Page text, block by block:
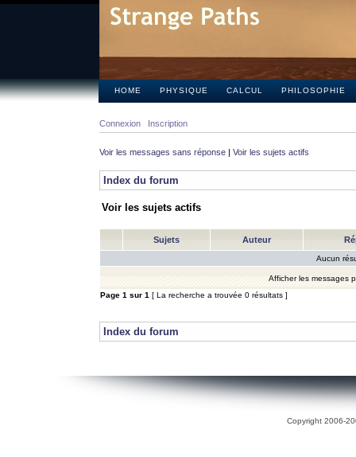
HOME PHYSIQUE CALCUL PHILOSOPHIE
Connexion Inscription
Voir les messages sans réponse | Voir les sujets actifs
Index du forum
Voir les sujets actifs
Sujets Auteur
Aucun
Afficher les messages
Page 1 sur 1 [ La recherche a trouvée 0 résultats ]
Index du forum
Copyright 2006-